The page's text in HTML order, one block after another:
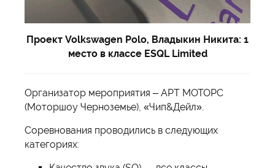
Проект Volkswagen Polo, Владыкин Никита: 1
место в классе ESQL Limited
Организатор мероприятия – АРТ МОТОРС
(Моторшоу Черноземье), «Чип&Дейл».
Соревнования проводились в следующих
категориях: